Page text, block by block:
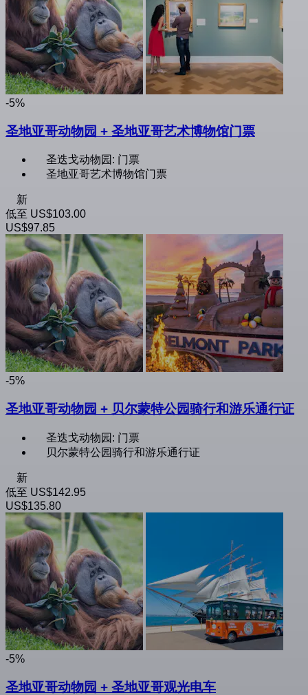
-5%
圣地亚哥动物园 + 圣地亚哥艺术博物馆门票
圣迭戈动物园: 门票
圣地亚哥艺术博物馆门票
新
低至 US$103.00
US$97.85
-5%
圣地亚哥动物园 + 贝尔蒙特公园骑行和游乐通行证
圣迭戈动物园: 门票
贝尔蒙特公园骑行和游乐通行证
新
低至 US$142.95
US$135.80
-5%
圣地亚哥动物园 + 圣地亚哥观光电车